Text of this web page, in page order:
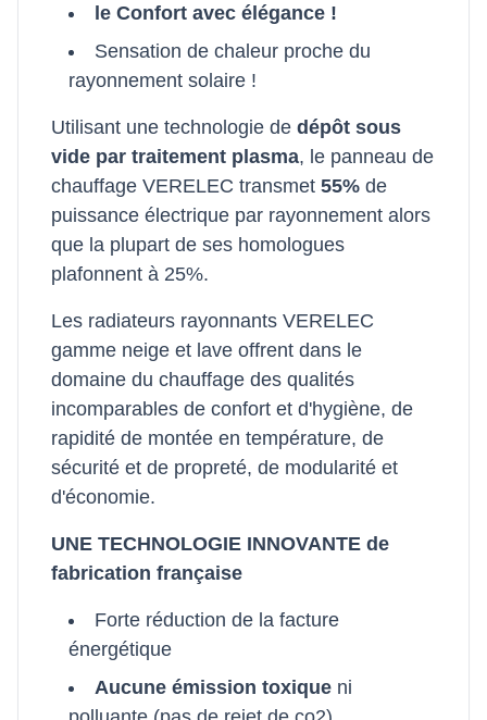
le Confort avec élégance !
Sensation de chaleur proche du
rayonnement solaire !
Utilisant une technologie de dépôt sous
vide par traitement plasma, le panneau de
chauffage VERELEC transmet 55% de
puissance électrique par rayonnement alors
que la plupart de ses homologues
plafonnent à 25%.
Les radiateurs rayonnants VERELEC
gamme neige et lave offrent dans le
domaine du chauffage des qualités
incomparables de confort et d'hygiène, de
rapidité de montée en température, de
sécurité et de propreté, de modularité et
d'économie.
UNE TECHNOLOGIE INNOVANTE de
fabrication française
Forte réduction de la facture
énergétique
Aucune émission toxiqueni